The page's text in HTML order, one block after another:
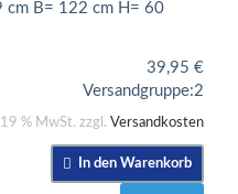
cm B= 122 cm H= 60
39,95 €
Versandgruppe:2
% MwSt. zzgl. Versandkosten
In den Warenkorb